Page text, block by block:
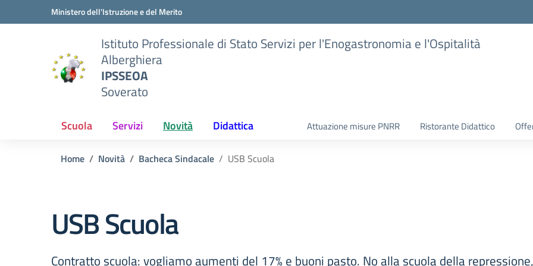
Vai ai contenuti
Vai al menu di navigazioneMinistero dell'Istruzione e del Merito
Istituto Professionale di Stato Servizi per l'Enogastronomia e l'Ospitalità
Alberghiera
IPSSEOA
Soverato
Scuola Servizi Novità Didattica Attuazione misure PNRR Ristorante Didattico
Home Novità Bacheca Sindacale USB Scuola
USB Scuola
Contratto scuola: vogliamo aumenti del 17% e buoni pasto. No alla scuola della